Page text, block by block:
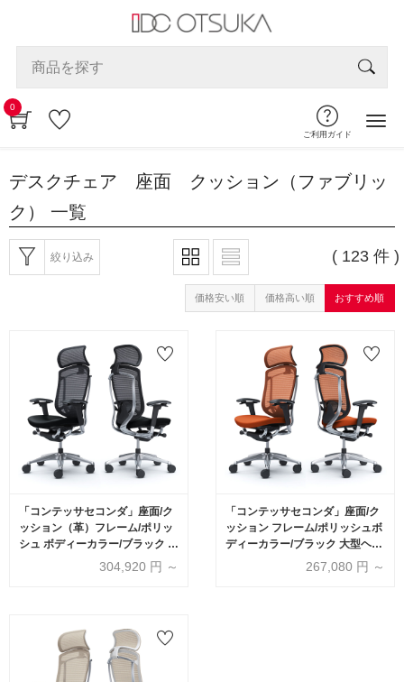
0
ご利用ガイド
デスクチェア 座面 クッション（ファブリッ
ク）
一覧
絞り込み ( 123 件 )
価格安い順 価格高い順 おすすめ順
「コンテッサセコンダ」座面/ク
ッション（革）フレーム/ポリッ
シュ ボディーカラー/ブラック 大
型ヘッドレスト 張地全3色 ラン
バーサポート有・無【受注生産
304,920 円 ～
「コンテッサセコンダ」座面/ク
ッション フレーム/ポリッシュボ
ディーカラー/ブラック 大型ヘッ
ドレスト 張地全13色 ランバーサ
ポート有・無【受注生産品】
267,080 円 ～